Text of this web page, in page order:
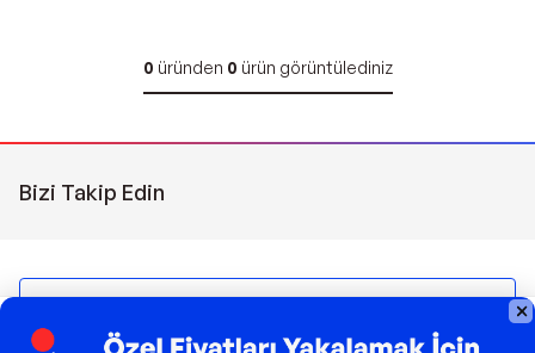
0 üründen 0 ürün görüntülediniz
Bizi Takip Edin